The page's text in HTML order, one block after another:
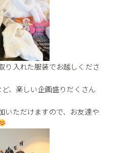
り入れた服装でお越しくださ
、楽しい企画盛りだくさん
いただけますので、お友達や